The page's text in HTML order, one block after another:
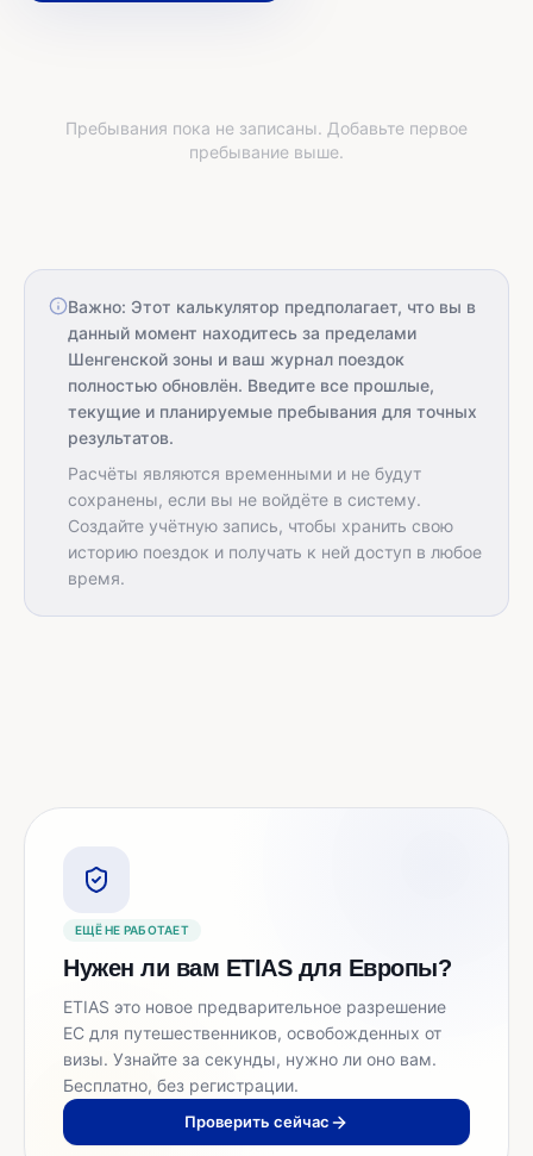
Пребывания пока не записаны. Добавьте первое
пребывание выше.
Важно: Этот калькулятор предполагает, что вы в
данный момент находитесь за пределами
Шенгенской зоны и ваш журнал поездок
полностью обновлён. Введите все прошлые,
текущие и планируемые пребывания для точных
результатов.
Расчёты являются временными и не будут
сохранены, если вы не войдёте в систему.
Создайте учётную запись, чтобы хранить свою
историю поездок и получать к ней доступ в любое
время.
ЕЩЁ НЕ РАБОТАЕТ
Нужен ли вам ETIAS для Европы?
ETIAS это новое предварительное разрешение
ЕС для путешественников, освобожденных от
визы. Узнайте за секунды, нужно ли оно вам.
Бесплатно, без регистрации.
Проверить сейчас